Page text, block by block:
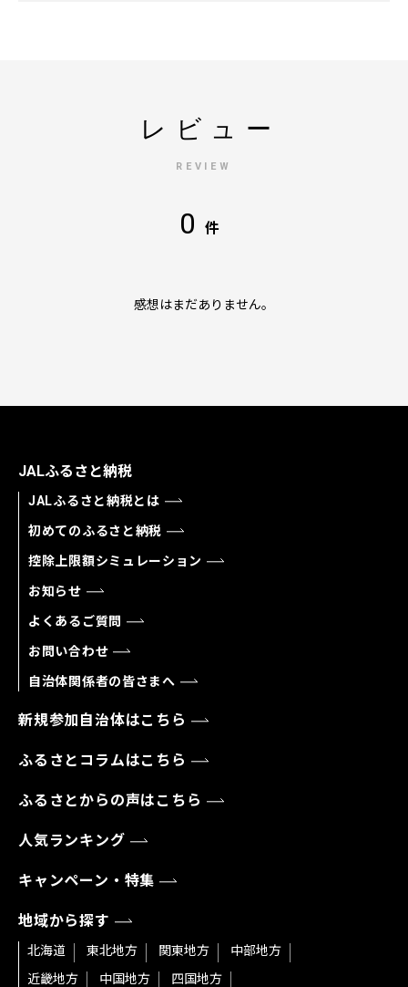
レビュー
REVIEW
0 件
感想はまだありません。
JALふるさと納税
JALふるさと納税とは
初めてのふるさと納税
控除上限額シミュレーション
お知らせ
よくあるご質問
お問い合わせ
自治体関係者の皆さまへ
新規参加自治体はこちら
ふるさとコラムはこちら
ふるさとからの声はこちら
人気ランキング
キャンペーン・特集
地域から探す
北海道 東北地方 関東地方
中部地方
近畿地方
中国地方
四国地方